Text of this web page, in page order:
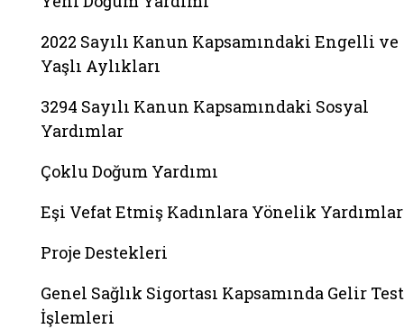
2022 Sayılı Kanun Kapsamındaki Engelli ve
Yaşlı Aylıkları
3294 Sayılı Kanun Kapsamındaki Sosyal
Yardımlar
Çoklu Doğum Yardımı
Eşi Vefat Etmiş Kadınlara Yönelik Yardımlar
Proje Destekleri
Genel Sağlık Sigortası Kapsamında Gelir
İşlemleri